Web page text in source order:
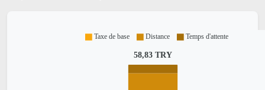
58,83 TRY
Taxe de base Distance Temps d'attente